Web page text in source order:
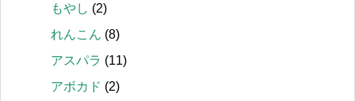
もやし (2)
れんこん (8)
アスパラ (11)
アボカド (2)